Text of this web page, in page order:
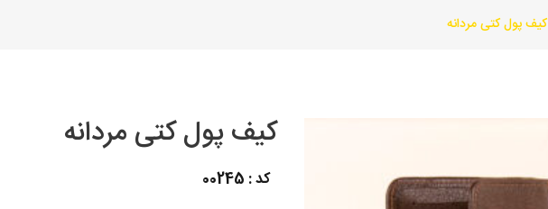
کیف پول کتی مردانه
کیف پول کتی مردانه
کد : 00245